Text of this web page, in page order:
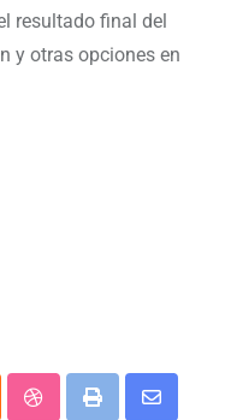
resultado final del
y otras opciones en